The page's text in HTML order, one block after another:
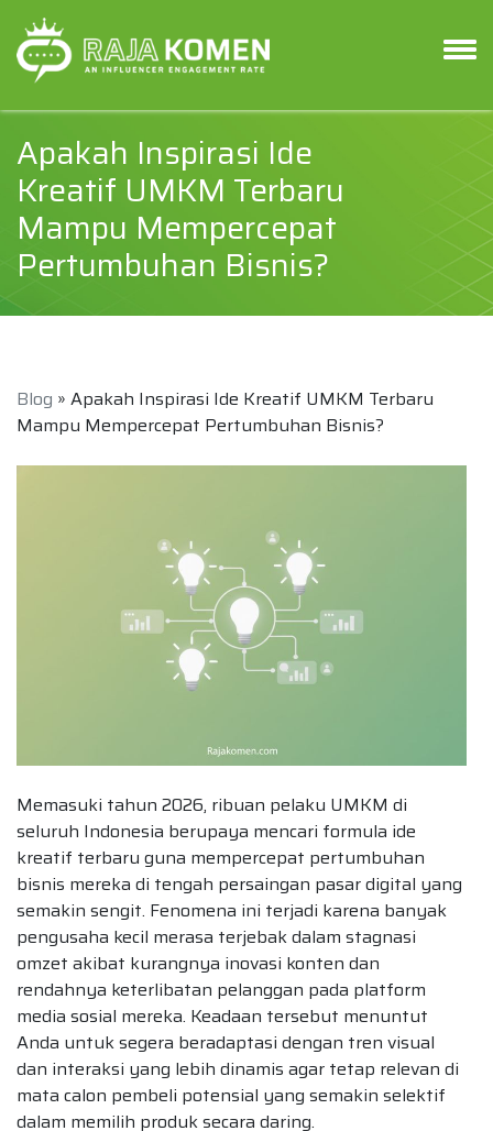
Apakah Inspirasi Ide
Kreatif UMKM Terbaru
Mampu Mempercepat
Pertumbuhan Bisnis?
Blog » Apakah Inspirasi Ide Kreatif UMKM Terbaru
Mampu Mempercepat Pertumbuhan Bisnis?
Memasuki tahun 2026, ribuan pelaku UMKM di
seluruh Indonesia berupaya mencari formula ide
kreatif terbaru guna mempercepat pertumbuhan
bisnis mereka di tengah persaingan pasar digital yang
semakin sengit. Fenomena ini terjadi karena banyak
pengusaha kecil merasa terjebak dalam stagnasi
omzet akibat kurangnya inovasi konten dan
rendahnya keterlibatan pelanggan pada platform
media sosial mereka. Keadaan tersebut menuntut
Anda untuk segera beradaptasi dengan tren visual
dan interaksi yang lebih dinamis agar tetap relevan di
mata calon pembeli potensial yang semakin selektif
dalam memilih produk secara daring.